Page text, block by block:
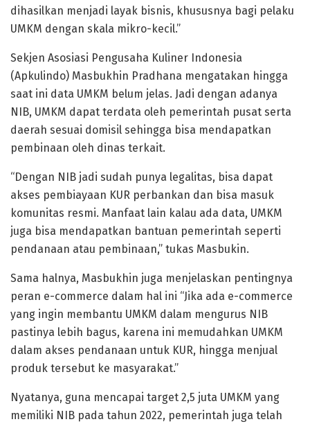
dihasilkan menjadi layak bisnis, khususnya bagi pelaku
UMKM dengan skala mikro-kecil.”
Sekjen Asosiasi Pengusaha Kuliner Indonesia
(Apkulindo) Masbukhin Pradhana mengatakan hingga
saat ini data UMKM belum jelas. Jadi dengan adanya
NIB, UMKM dapat terdata oleh pemerintah pusat serta
daerah sesuai domisil sehingga bisa mendapatkan
pembinaan oleh dinas terkait.
“Dengan NIB jadi sudah punya legalitas, bisa dapat
akses pembiayaan KUR perbankan dan bisa masuk
komunitas resmi. Manfaat lain kalau ada data, UMKM
juga bisa mendapatkan bantuan pemerintah seperti
pendanaan atau pembinaan,” tukas Masbukin.
Sama halnya, Masbukhin juga menjelaskan pentingnya
peran e-commerce dalam hal ini “Jika ada e-commerce
yang ingin membantu UMKM dalam mengurus NIB
pastinya lebih bagus, karena ini memudahkan UMKM
dalam akses pendanaan untuk KUR, hingga menjual
produk tersebut ke masyarakat.”
Nyatanya, guna mencapai target 2,5 juta UMKM yang
memiliki NIB pada tahun 2022, pemerintah juga telah